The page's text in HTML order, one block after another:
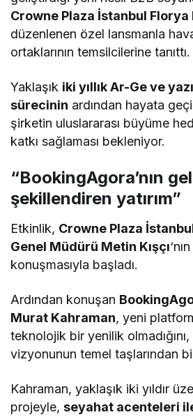
Crowne Plaza İstanbul Florya
düzenlenen özel lansmanla
ortaklarının temsilcilerine tanıttı.
Yaklaşık iki yıllık Ar-Ge ve
sürecinin ardından hayata
şirketin uluslararası büyüme
katkı sağlaması bekleniyor.
“BookingAgora’nın
şekillendiren yatırım”
Etkinlik, Crowne Plaza
Genel Müdürü Metin Kışçı
konuşmasıyla başladı.
Ardından konuşan
Murat Kahraman, yeni
teknolojik bir yenilik
vizyonunun temel taşlarından
Kahraman, yaklaşık iki yıldır
projeyle,seyahat acenteleri